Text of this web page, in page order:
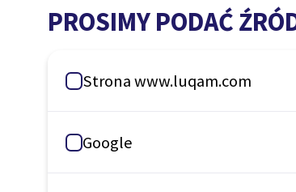
PROSIMY PODAĆ
Strona www.luqam.com
Google